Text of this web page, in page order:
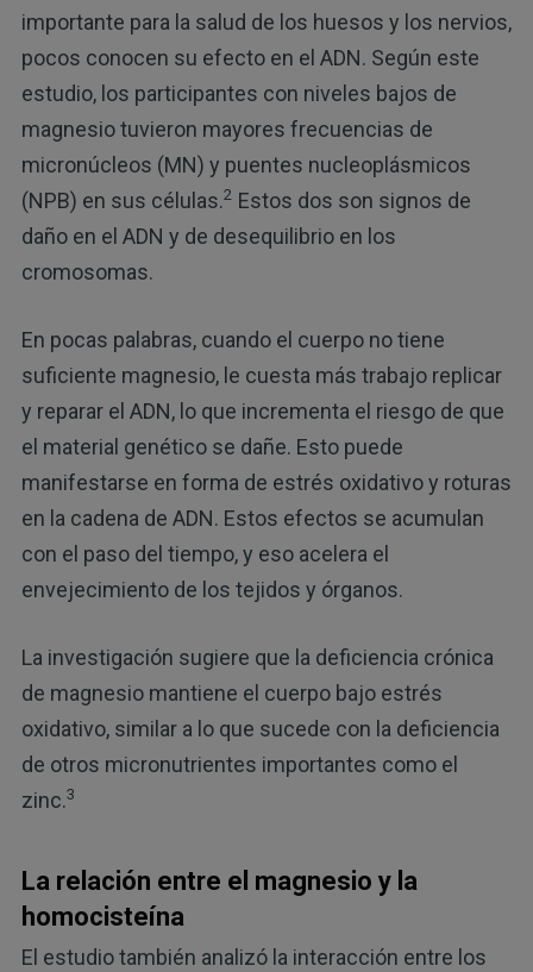
importante para la salud de los huesos y los nervios,
pocos conocen su efecto en el ADN. Según este
estudio, los participantes con niveles bajos de
magnesio tuvieron mayores frecuencias de
micronúcleos (MN) y puentes nucleoplásmicos
(NPB) en sus células.2 Estos dos son signos de
daño en el ADN y de desequilibrio en los
cromosomas.
En pocas palabras, cuando el cuerpo no tiene
suficiente magnesio, le cuesta más trabajo replicar
y reparar el ADN, lo que incrementa el riesgo de que
el material genético se dañe. Esto puede
manifestarse en forma de estrés oxidativo y roturas
en la cadena de ADN. Estos efectos se acumulan
con el paso del tiempo, y eso acelera el
envejecimiento de los tejidos y órganos.
La investigación sugiere que la deficiencia crónica
de magnesio mantiene el cuerpo bajo estrés
oxidativo, similar a lo que sucede con la deficiencia
de otros micronutrientes importantes como el
zinc.3
La relación entre el magnesio y la
homocisteína
El estudio también analizó la interacción entre los